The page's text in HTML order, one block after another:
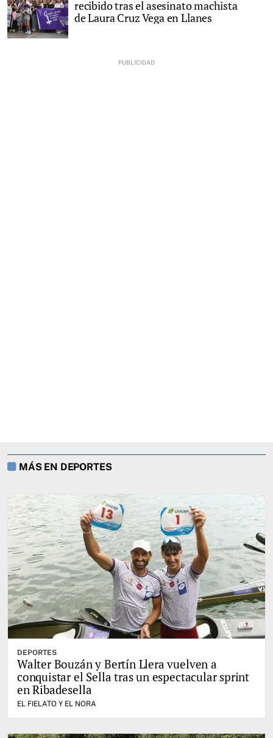
recibido tras el asesinato machista
de Laura Cruz Vega en Llanes
MÁS EN DEPORTES
DEPORTES
Walter Bouzán y Bertín Llera vuelven a
conquistar el Sella tras un espectacular sprint
en Ribadesella
EL FIELATO Y EL NORA